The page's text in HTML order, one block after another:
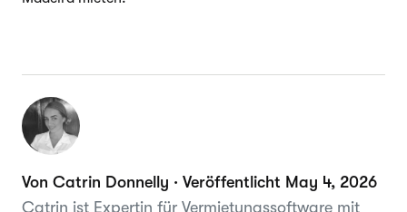
Von Catrin Donnelly · Veröffentlicht May 4, 2026
Catrin ist Expertin für Vermietungssoftware mit